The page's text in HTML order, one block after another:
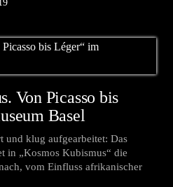
Von Picasso bis
Basel
und klug aufgearbeitet: Das
in „Kosmos Kubismus“ die
vom Einfluss afrikanischer